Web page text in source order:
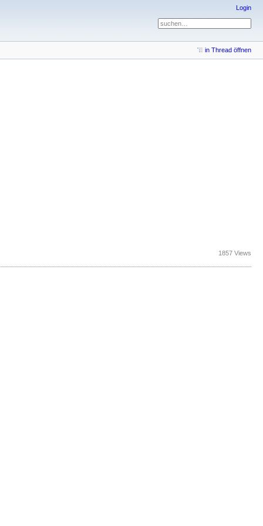
Login
in Thread öffnen
1857 Views